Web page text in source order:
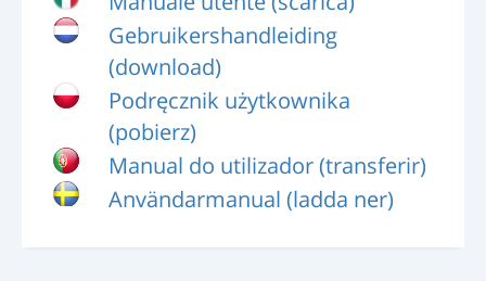
PRISIJUNGTI
REGISTRACIJAGebruikershandleiding
(download)
Podręcznik użytkownika
(pobierz)
Manual do utilizador (transferir)
Användarmanual (ladda ner)